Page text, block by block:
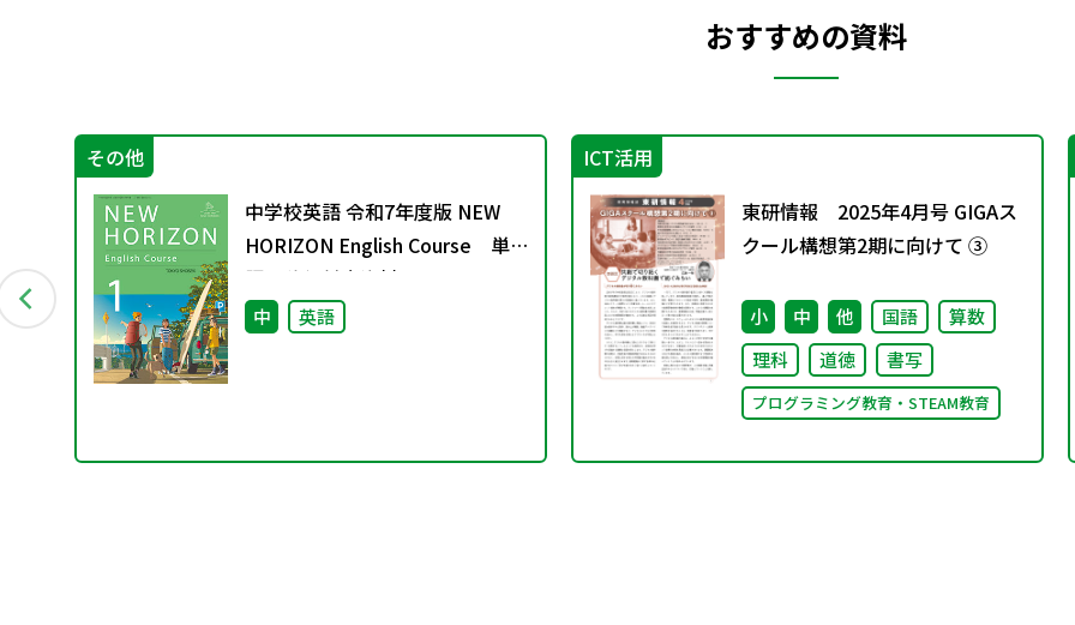
おすすめの資料
その他
中学校英語 令和7年度版 NEW
HORIZON English Course 単
語の移行対応資料
中 英語
ICT活用
東研情報 2025年4月号 GIGAス
クール構想第2期に向けて ③
小 中 他 国語
算数
理科
道徳 書写
プログラミング教育・STEAM教育